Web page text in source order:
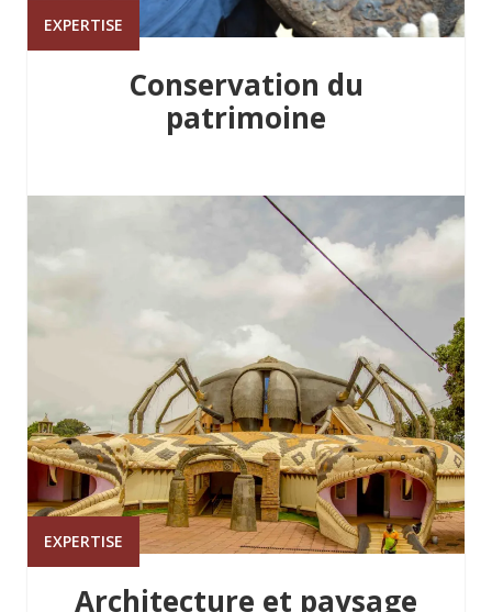
EXPERTISE
Conservation du
patrimoine
EXPERTISE
Architecture et paysage